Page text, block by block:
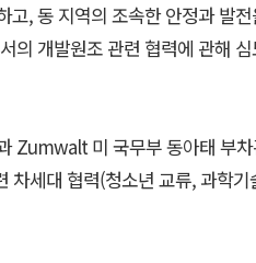
고, 동 지역의 조속한 안정과 발
의 개발원조 관련 협력에 관해
Zumwalt 미 국무부 동아태 부
세대 협력(청소년 교류, 과학기